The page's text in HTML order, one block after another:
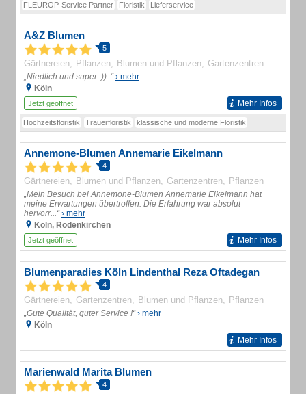
FLEUROP-Service Partner Floristik Lieferservice
A&Z Blumen
5
Gärtnereien Pflanzen Blumen und Pflanzen Gartenzentren
„Niedlich und super :)) .“› mehr
Köln
Jetzt geöffnet Mehr Infos
Hochzeitsfloristik Trauerfloristik klassische und moderne Floristik
Annemone-Blumen Annemarie Eikelmann
4
Gärtnereien Blumen und Pflanzen Gartenzentren Pflanzen
„Mein Besuch bei Annemone-Blumen Annemarie Eikelmann hat
meine Erwartungen übertroffen. Die Erfahrung war absolut
hervorr...“› mehr
Köln, Rodenkirchen
Jetzt geöffnet Mehr Infos
Blumenparadies Köln Lindenthal Reza Oftadegan
4
Gärtnereien Gartenzentren Blumen und Pflanzen Pflanzen
„Gute Qualität, guter Service !“› mehr
Köln
Mehr Infos
Marienwald Marita Blumen
4